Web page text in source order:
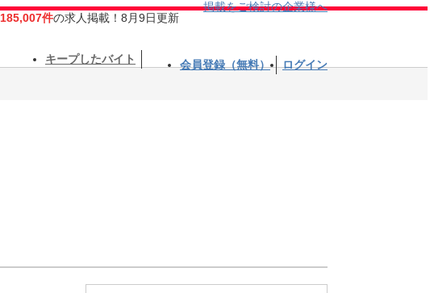
185,007件の求人掲載！8月9日更新
掲載をご検討の企業様へ
キープしたバイト 会員登録（無料） ログイン